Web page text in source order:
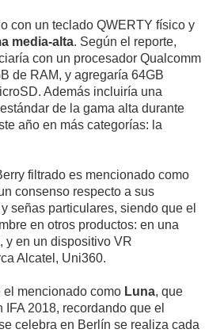
con un teclado QWERTY físico y
media-alta. Según el reporte,
con un procesador Qualcomm
de RAM, y agregaría 64GB
Además incluiría una
de la gama alta durante
año en más categorías: la
filtrado es mencionado como
consenso respecto a sus
señas particulares, siendo que el
en otros productos: en una
y en un dispositivo VR
Alcatel, Uni360.
el mencionado como Luna, que
2018, recordando que el
celebra en Berlín se realiza cada